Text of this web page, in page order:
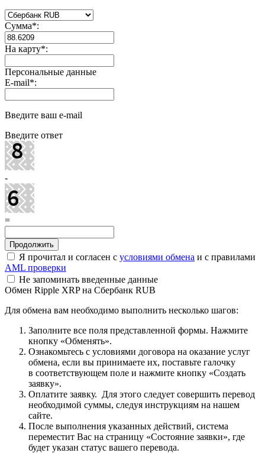
Сумма*:
На карту*:
Персональные данные
E-mail*:
Введите ваш e-mail
Введите ответ
-
=
Я прочитал и согласен с условиями обмена и с правилами
AML проверки
Не запоминать введенные данные
Обмен Ripple XRP на Сбербанк RUB
Для обмена вам необходимо выполнить несколько шагов:
Заполните все поля представленной формы. Нажмите
кнопку «Обменять».
Ознакомьтесь с условиями договора на оказание услуг
обмена, если вы принимаете их, поставьте галочку
в соответствующем поле и нажмите кнопку «Создать
заявку».
Оплатите заявку. Для этого следует совершить перевод
необходимой суммы, следуя инструкциям на нашем
сайте.
После выполнения указанных действий, система
переместит Вас на страницу «Состояние заявки», где
будет указан статус вашего перевода.